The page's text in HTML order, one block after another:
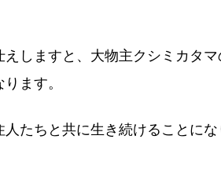
しますと、大物主クシミカタマ
ます。
たちと共に生き続けることに